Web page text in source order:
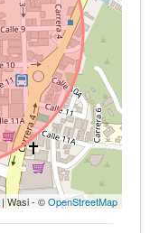
| Wasi - ©OpenStreetMap